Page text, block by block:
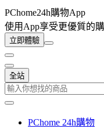
PChome24h購物App
使用App享受更優質的
立即體驗
全站
PChome 24h購物